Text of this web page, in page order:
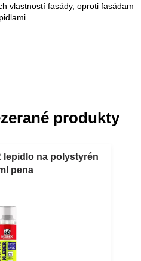
vlastností fasády, oproti fasádam
produkty
lepidlo na polystyrén
pena